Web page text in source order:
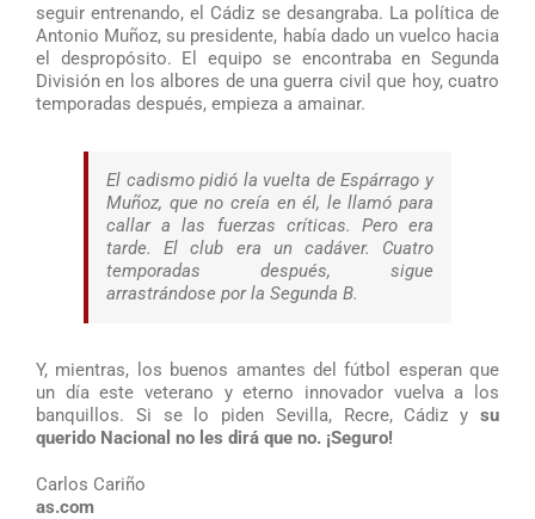
seguir entrenando, el Cádiz se desangraba. La política de
Antonio Muñoz, su presidente, había dado un vuelco hacia
el despropósito. El equipo se encontraba en Segunda
División en los albores de una guerra civil que hoy, cuatro
temporadas después, empieza a amainar.
El cadismo pidió la vuelta de Espárrago y
Muñoz, que no creía en él, le llamó para
callar a las fuerzas críticas. Pero era
tarde. El club era un cadáver. Cuatro
temporadas después, sigue
arrastrándose por la Segunda B.
Y, mientras, los buenos amantes del fútbol esperan que
un día este veterano y eterno innovador vuelva a los
banquillos. Si se lo piden Sevilla, Recre, Cádiz ysu
querido Nacional no les dirá que no. ¡Seguro!
Carlos Cariño
as.com